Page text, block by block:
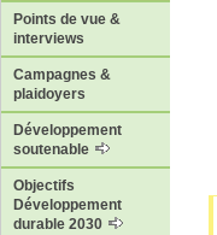
Points de vue &
interviews
Campagnes &
plaidoyers
Développement
soutenable
Objectifs
Développement
durable 2030